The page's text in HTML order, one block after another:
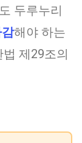
두루누리
해야 하는
제29조의